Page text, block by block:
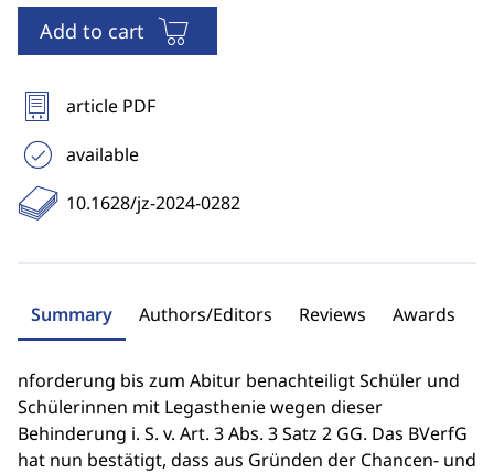
Add to cart
article PDF
available
10.1628/jz-2024-0282
Summary Authors/Editors Reviews Awards
nforderung bis zum Abitur benachteiligt Schüler und
Schülerinnen mit Legasthenie wegen dieser
Behinderung i. S. v. Art. 3 Abs. 3 Satz 2 GG. Das BVerfG
hat nun bestätigt, dass aus Gründen der Chancen- und